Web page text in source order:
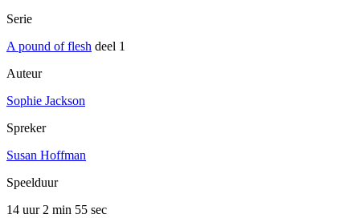
Serie
A pound of flesh deel 1
Auteur
Sophie Jackson
Spreker
Susan Hoffman
Speelduur
14 uur 2 min 55 sec